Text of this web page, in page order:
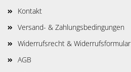
Kontakt
Versand- & Zahlungsbedingungen
Widerrufsrecht & Widerrufsformular
AGB